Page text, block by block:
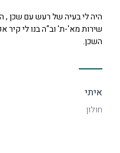
קיבלנו שרות מצוין, הסברים
נחמדה מאוד בשם קרן היא
דקורטיבי ויפה.
ספיר
רמת גן